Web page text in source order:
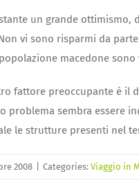
un grande ottimismo,
vi sono risparmi da
macedone
fattore preoccupante è il
problema sembra essere
le strutture presenti nel
2008 Categories: Viaggio in